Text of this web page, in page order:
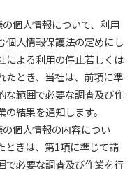
個人情報について、利用
個人情報保護法の定めにし
による利用の停止若しくは
たとき、当社は、前項に準
な範囲で必要な調査及び作
結果を通知します。
個人情報の内容につい
ときは、第1項に準じて請
で必要な調査及び作業を行